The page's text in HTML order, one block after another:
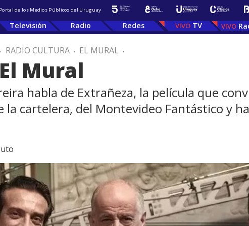
Portal de los Medios Públicos del Uruguay
Televisión Radio Redes TV
. RADIO CULTURA . EL MURAL .
Mural
habla de Extrañeza, la película que
cartelera, del Montevideo Fantástico y